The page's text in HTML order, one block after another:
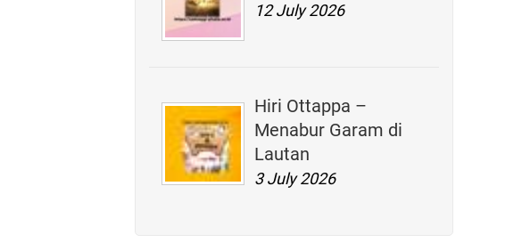
12 July 2026
Hiri Ottappa –
Menabur Garam di
Lautan
3 July 2026